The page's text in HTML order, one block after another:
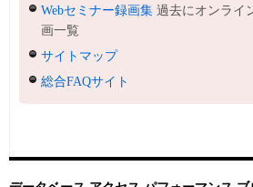
Webセミナー録画集 過去にオンライ
画一覧
サイトマップ
総合FAQサイト